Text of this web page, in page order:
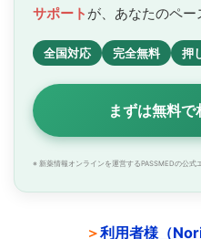
サポート が、あなたのペー
全国対応 完全無料 押
まずは無料
※ 新薬情報オンラインを運営するPASSMEDの公式
＞利用者様（